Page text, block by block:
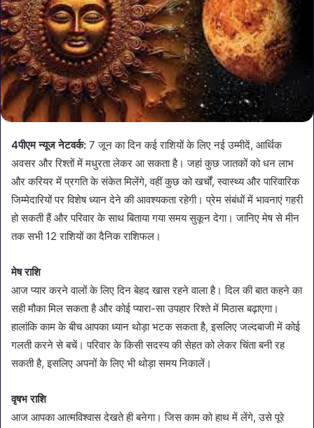
4पीएम न्यूज नेटवर्क: 7 जून का दिन कई राशियों के लिए नई उम्मीदें, आर्थिक
अवसर और रिश्तों में मधुरता लेकर आ सकता है। जहां कुछ जातकों को धन लाभ
और करियर में प्रगति के संकेत मिलेंगे, वहीं कुछ को खर्चों, स्वास्थ्य और पारिवारिक
जिम्मेदारियों पर विशेष ध्यान देने की आवश्यकता रहेगी। प्रेम संबंधों में भावनाएं गहरी
हो सकती हैं और परिवार के साथ बिताया गया समय सुकून देगा। जानिए मेष से मीन
तक सभी 12 राशियों का दैनिक राशिफल।
मेष राशि
आज प्यार करने वालों के लिए दिन बेहद खास रहने वाला है। दिल की बात कहने का
सही मौका मिल सकता है और कोई प्यारा-सा उपहार रिश्ते में मिठास बढ़ाएगा।
हालांकि काम के बीच आपका ध्यान थोड़ा भटक सकता है, इसलिए जल्दबाजी में कोई
गलती करने से बचें। परिवार के किसी सदस्य की सेहत को लेकर चिंता बनी रह
सकती है, इसलिए अपनों के लिए भी थोड़ा समय निकालें।
वृषभ राशि
आज आपका आत्मविश्वास देखते ही बनेगा। जिस काम को हाथ में लेंगे, उसे पूरे